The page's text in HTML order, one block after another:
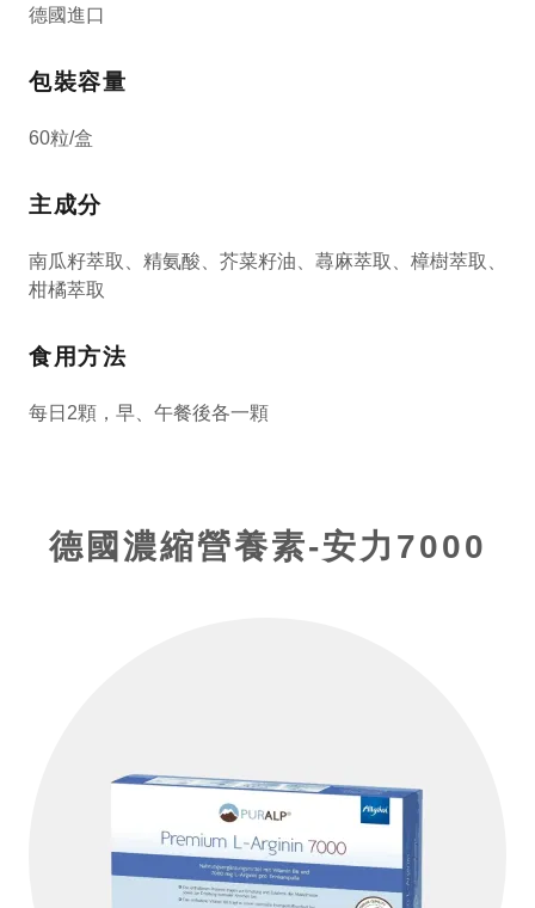
德國進口
包裝容量
60粒/盒
主成分
南瓜籽萃取、精氨酸、芥菜籽油、蕁麻萃取、樟樹萃取、
柑橘萃取
食用方法
每日2顆，早、午餐後各一顆
德國濃縮營養素-安力7000